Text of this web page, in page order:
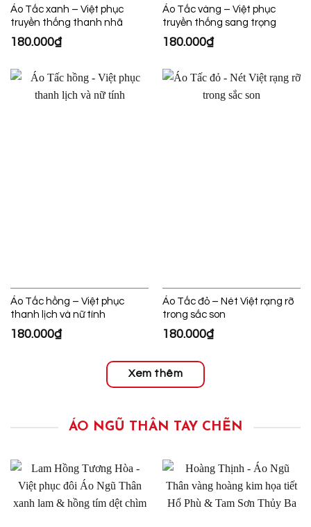
Áo Tấc xanh – Việt phục
truyền thống thanh nhã
180.000₫
Áo Tấc vàng – Việt phục
truyền thống sang trọng
180.000₫
Áo Tấc hồng – Việt phục
thanh lịch và nữ tính
180.000₫
Áo Tấc đỏ – Nét Việt rạng rỡ
trong sắc son
180.000₫
Xem thêm
ÁO NGŨ THÂN TAY CHẼN